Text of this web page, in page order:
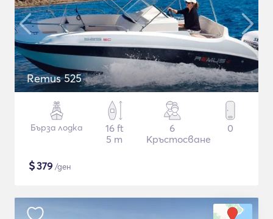
Remus 525
Бърза лодка
16 ft
5 m
6
Кръстосване
0
$379 /ден